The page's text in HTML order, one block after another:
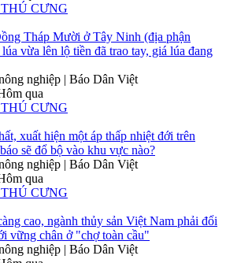
CƯNG
Tháp Mười ở Tây Ninh (địa phận
vừa lên lộ tiền đã trao tay, giá lúa đang
nghiệp | Báo Dân Việt
qua
CƯNG
xuất hiện một áp thấp nhiệt đới trên
sẽ đổ bộ vào khu vực nào?
nghiệp | Báo Dân Việt
qua
CƯNG
cao, ngành thủy sản Việt Nam phải đổi
vững chân ở "chợ toàn cầu"
nghiệp | Báo Dân Việt